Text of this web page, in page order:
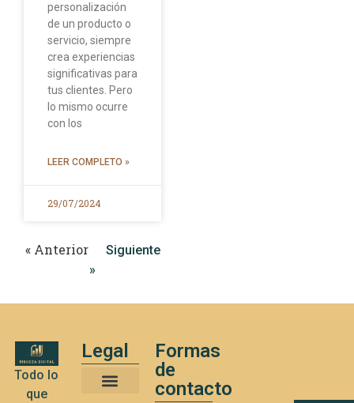
personalización
de un producto o
servicio, siempre
crea experiencias
significativas para
tus clientes. Pero
lo mismo ocurre
con los
LEER COMPLETO »
29/07/2024
« Anterior
Siguiente
»
Todo lo
que
Legal
Formas
de
contacto